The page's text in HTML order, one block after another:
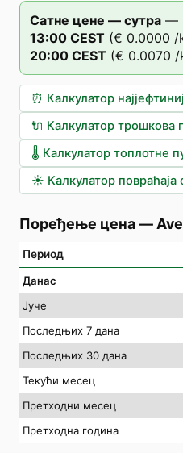
Сатне цене — сутра —
13:00 CEST (€ 0.0000 /
20:00 CEST (€ 0.0070 /
⏰ Калкулатор
🔌 Калкулатор трошкова
🌡️ Калкулатор топлотне
☀️ Калкулатор
Поређење цена—
Период
Данас
Јуче
Последњих 7 дана
Последњих 30 дана
Текући месец
Претходни месец
Претходна година